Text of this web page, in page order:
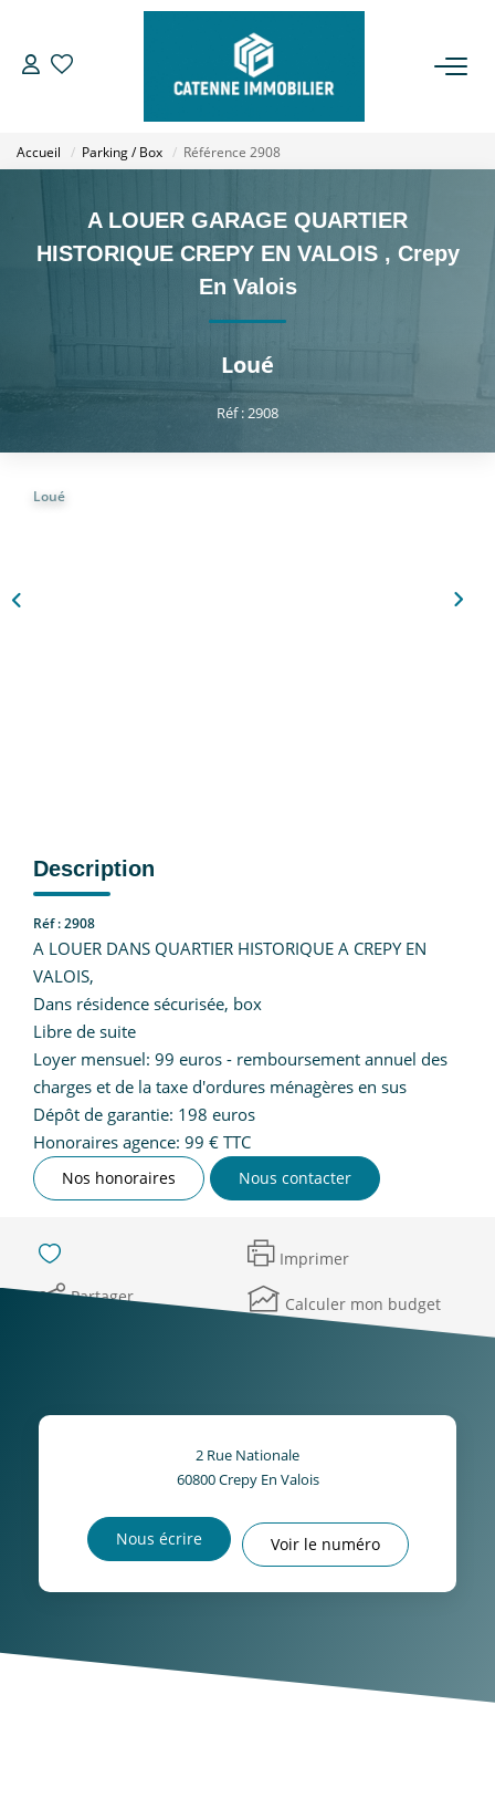
LOUER
ESTIMER
NOTRE AGENCE
Accueil Parking / Box Référence 2908
A LOUER GARAGE QUARTIER
HISTORIQUE CREPY EN VALOIS , Crepy
En Valois
Loué
Réf : 2908
Loué
Description
Réf : 2908
A LOUER DANS QUARTIER HISTORIQUE A CREPY EN
VALOIS,
Dans résidence sécurisée, box
Libre de suite
Loyer mensuel: 99 euros - remboursement annuel des
charges et de la taxe d'ordures ménagères en sus
Dépôt de garantie: 198 euros
Honoraires agence: 99 € TTC
Nos honoraires Nous contacter
Imprimer
Partager
Calculer mon budget
2 Rue Nationale
60800Crepy En Valois
Nous écrire Voir le numéro